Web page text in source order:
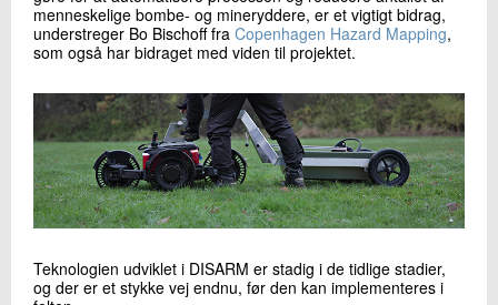
menneskelige bombe- og mineryddere, er et vigtigt bidrag,
understreger Bo Bischoff fra Copenhagen Hazard Mapping,
som også har bidraget med viden til projektet.
Teknologien udviklet i DISARM er stadig i de tidlige stadier,
og der er et stykke vej endnu, før den kan implementeres i